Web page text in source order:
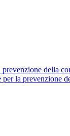
della
per la prevenzione